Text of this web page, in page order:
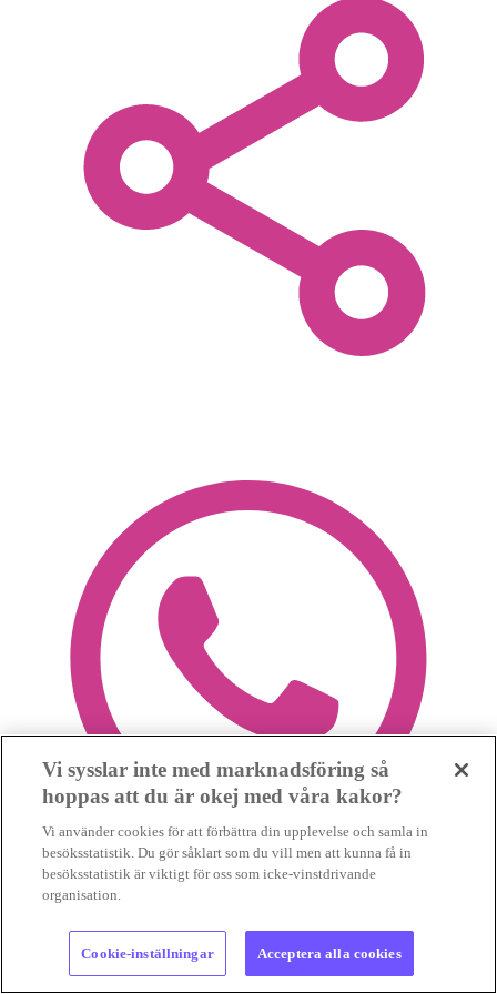
Vi sysslar inte med marknadsföring så
hoppas att du är okej med våra kakor?
Vi använder cookies för att förbättra din upplevelse och samla in
besöksstatistik. Du gör såklart som du vill men att kunna få in
besöksstatistik är viktigt för oss som icke-vinstdrivande
organisation.
Cookie-inställningar Acceptera alla cookies